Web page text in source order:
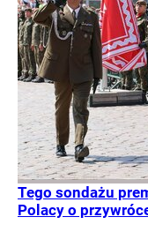
Tego sondażu
Polacy o